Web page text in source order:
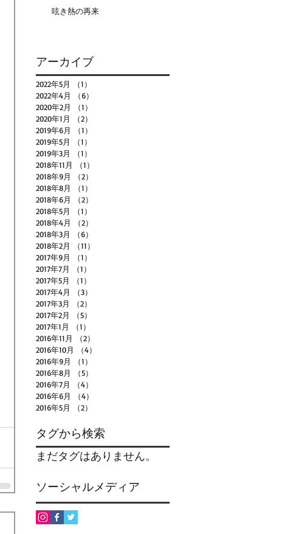
呟き熱の再来
アーカイブ
2022年5月 （1）
2022年4月
（6）
2020年2月
（1）
2020年1月
（2）
2019年6月
（1）
2019年5月
（1）
2019年3月
（1）
2018年11月
（1）
2018年9月
（2）
2018年8月
（1）
2018年6月
（2）
2018年5月
（1）
2018年4月
（2）
2018年3月
（6）
2018年2月
（11）
2017年9月
（1）
2017年7月
（1）
2017年5月
（1）
2017年4月
（3）
2017年3月
（2）
2017年2月
（5）
2017年1月
（1）
2016年11月
（2）
2016年10月
（4）
2016年9月
（1）
2016年8月
（5）
2016年7月
（4）
2016年6月
（4）
2016年5月
（2）
タグから検索
まだタグはありません。
ソーシャルメディア